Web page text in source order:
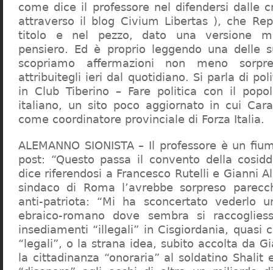
come dice il professore nel difendersi dalle
attraverso il blog Civium Libertas ), che
titolo e nel pezzo, dato una versione
pensiero. Ed è proprio leggendo una delle
scopriamo affermazioni non meno
attribuitegli ieri dal quotidiano. Si parla di
in Club Tiberino – Fare politica con il
italiano, un sito poco aggiornato in cui
come coordinatore provinciale di Forza Italia.
ALEMANNO SIONISTA – Il professore è un
post: “Questo passa il convento della
dice riferendosi a Francesco Rutelli e Gianni
sindaco di Roma l’avrebbe sorpreso
anti-patriota: “Mi ha sconcertato vederlo
ebraico-romano dove sembra si
insediamenti “illegali” in Cisgiordania, quasi
“legali”, o la strana idea, subito accolta da
la cittadinanza “onoraria” al soldatino Shalit